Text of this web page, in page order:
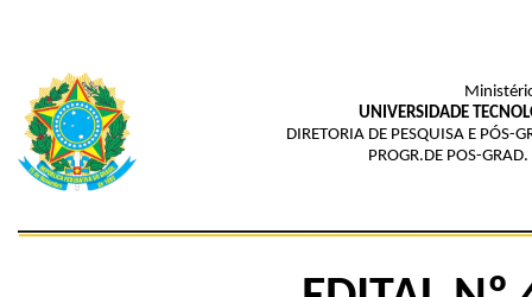
UNIVERSIDADE
DIRETORIA DE PESQUISA E PÓS-
PROGR.DE POS-